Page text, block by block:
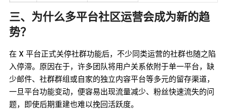
三、为什么多平台社区运营会成为新的趋
势？
在 X 平台正式关停社群功能后，不少同类运营的社群也随之陷
入停滞。原因在于，许多团队将用户关系依附于单一平台，缺
少邮件、社群群组或自家的独立内容平台等多元的留存渠道，
一旦平台功能变动，便容易出现流量减少、粉丝快速流失的问
题，即使后期重建也难以挽回活跃度。